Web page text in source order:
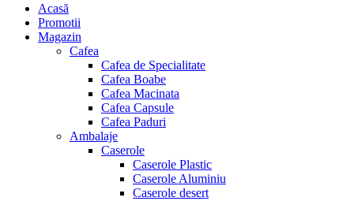
Menu
Acasă
Promotii
Magazin
Cafea
Cafea de Specialitate
Cafea Boabe
Cafea Macinata
Cafea Capsule
Cafea Paduri
Ambalaje
Caserole
Caserole Plastic
Caserole Aluminiu
Caserole desert